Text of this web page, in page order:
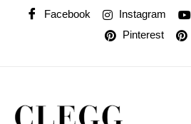
Facebook Instagram
Pinterest